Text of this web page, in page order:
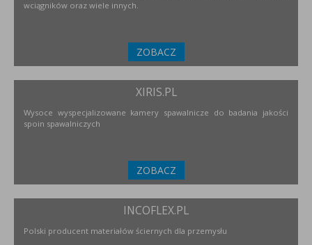
wciągników oraz wiele innych.
ZOBACZ
XIRIS.PL
Wysoce wyspecjalizowane kamery spawalnicze do badania jakości
spoin spawalniczych
ZOBACZ
INCOFLEX.PL
Polski producent materiałów ściernych dla przemysłu